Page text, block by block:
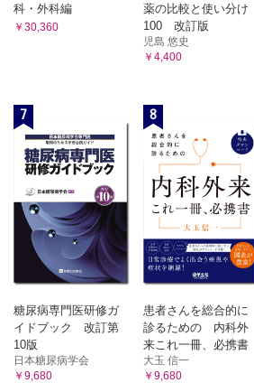
科・外科編
￥30,360
薬の比較と使い分け
100 改訂版
児島 悠史
￥4,400
7
糖尿病専門医研修ガ
イドブック 改訂第
10版
日本糖尿病学会
￥9,680
8
患者さんを総合的に
診るための 内科外
来これ一冊、必携書
大玉 信一
￥9,680